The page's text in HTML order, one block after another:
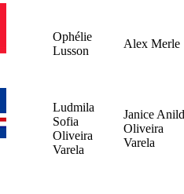
Ophélie
Lusson
Alex Merle
Ludmila
Sofia
Oliveira
Varela
Janice
Oliveira
Varela